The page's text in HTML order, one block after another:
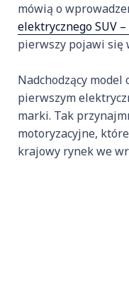
mówią o
elektrycznego SUV
pierwszy pojawi się
Nadchodzący model
pierwszym
marki. Tak
motoryzacyjne,
krajowy rynek we